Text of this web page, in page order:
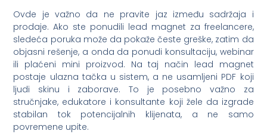
Ovde je važno da ne pravite jaz između sadržaja i
prodaje. Ako ste ponudili lead magnet za freelancere,
sledeća poruka može da pokaže česte greške, zatim da
objasni rešenje, a onda da ponudi konsultaciju, webinar
ili plaćeni mini proizvod. Na taj način lead magnet
postaje ulazna tačka u sistem, a ne usamljeni PDF koji
ljudi skinu i zaborave. To je posebno važno za
stručnjake, edukatore i konsultante koji žele da izgrade
stabilan tok potencijalnih klijenata, a ne samo
povremene upite.